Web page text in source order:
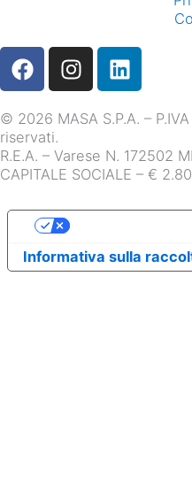
F
a
e
b
o
k
I
n
t
g
a
m
L
i
k
e
d
n
© 2026 MASA S.P.A. –
riservati.
R.E.A. – Varese N. 172502
CAPITALE SOCIALE – €
Informativa sulla
Le tue